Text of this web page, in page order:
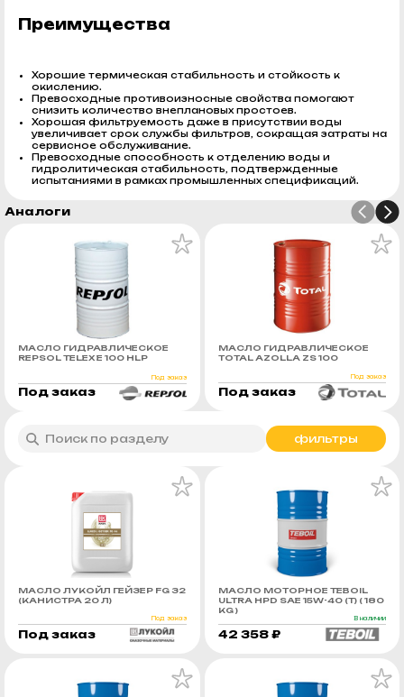
Преимущества
Хорошие термическая стабильность и стойкость к
окислению.
Превосходные противоизносные свойства помогают
снизить количество внеплановых простоев.
Хорошая фильтруемость даже в присутствии воды
увеличивает срок службы фильтров, сокращая затраты на
сервисное обслуживание.
Превосходные способность к отделению воды и
гидролитическая стабильность, подтвержденные
испытаниями в рамках промышленных спецификаций.
Аналоги
МАСЛО ГИДРАВЛИЧЕСКОЕ
REPSOL TELEX Е 100 HLP
Под заказ
Под заказ
МАСЛО ГИДРАВЛИЧЕСКОЕ
TOTAL AZOLLA ZS 100
Под заказ
Под заказ
фильтры
МАСЛО ЛУКОЙЛ ГЕЙЗЕР FG 32
(КАНИСТРА 20 Л)
Под заказ
Под заказ
МАСЛО МОТОРНОЕ TEBOIL
ULTRA HPD SAE 15W-40 (Т) ( 180
KG )
В наличии
42 358 ₽